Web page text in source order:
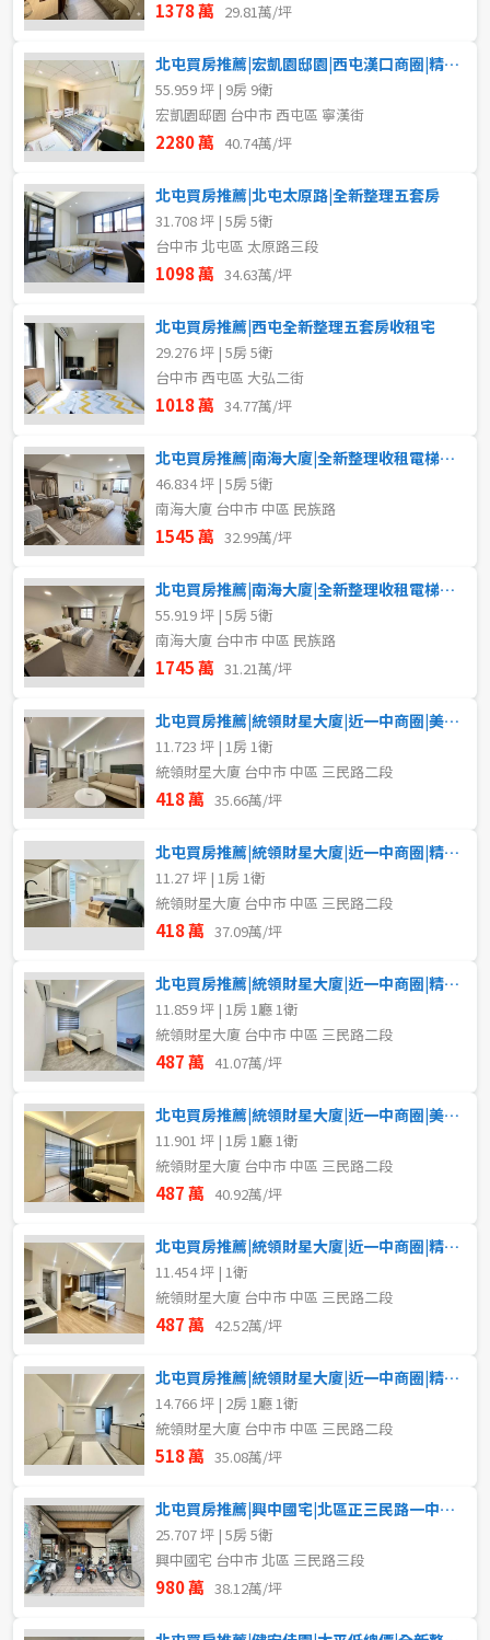
1378 萬 29.81萬/坪
北屯買房推薦|宏凱園邸園|西屯漢口商圈|精裝電梯收租九套房
55.959 坪 | 9房 9衛
宏凱園邸園 台中市 西屯區 寧漢街
2280 萬 40.74萬/坪
北屯買房推薦|北屯太原路|全新整理五套房
31.708 坪 | 5房 5衛
台中市 北屯區 太原路三段
1098 萬 34.63萬/坪
北屯買房推薦|西屯全新整理五套房收租宅
29.276 坪 | 5房 5衛
台中市 西屯區 大弘二街
1018 萬 34.77萬/坪
北屯買房推薦|南海大廈|全新整理收租電梯五套房B
46.834 坪 | 5房 5衛
南海大廈 台中市 中區 民族路
1545 萬 32.99萬/坪
北屯買房推薦|南海大廈|全新整理收租電梯五套房A
55.919 坪 | 5房 5衛
南海大廈 台中市 中區 民族路
1745 萬 31.21萬/坪
北屯買房推薦|統領財星大廈|近一中商圈|美裝電梯套房
11.723 坪 | 1房 1衛
統領財星大廈 台中市 中區 三民路二段
418 萬 35.66萬/坪
北屯買房推薦|統領財星大廈|近一中商圈|精裝電梯套房
11.27 坪 | 1房 1衛
統領財星大廈 台中市 中區 三民路二段
418 萬 37.09萬/坪
北屯買房推薦|統領財星大廈|近一中商圈|精裝電梯大一房
11.859 坪 | 1房 1廳 1衛
統領財星大廈 台中市 中區 三民路二段
487 萬 41.07萬/坪
北屯買房推薦|統領財星大廈|近一中商圈|美裝電梯一房
11.901 坪 | 1房 1廳 1衛
統領財星大廈 台中市 中區 三民路二段
487 萬 40.92萬/坪
北屯買房推薦|統領財星大廈|近一中商圈|精裝電梯一房
11.454 坪 | 1衛
統領財星大廈 台中市 中區 三民路二段
487 萬 42.52萬/坪
北屯買房推薦|統領財星大廈|近一中商圈|精裝電梯兩房
14.766 坪 | 2房 1廳 1衛
統領財星大廈 台中市 中區 三民路二段
518 萬 35.08萬/坪
北屯買房推薦|興中國宅|北區正三民路一中商圈|精裝電梯五套房
25.707 坪 | 5房 5衛
興中國宅 台中市 北區 三民路三段
980 萬 38.12萬/坪